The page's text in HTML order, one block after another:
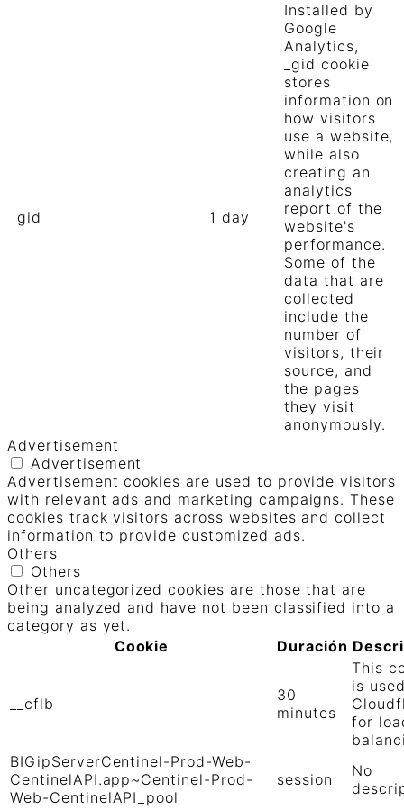
_gid 1 day
Installed by
Google
Analytics,
_gid cookie
stores
information on
how visitors
use a website,
while also
creating an
analytics
report of the
website's
performance.
Some of the
data that are
collected
include the
number of
visitors, their
source, and
the pages
they visit
anonymously.
Advertisement
Advertisement
Advertisement cookies are used to provide visitors
with relevant ads and marketing campaigns. These
cookies track visitors across websites and collect
information to provide customized ads.
Others
Others
Other uncategorized cookies are those that are
being analyzed and have not been classified into a
category as yet.
Cookie
Duración
__cflb
30
minutes
This
is
for
BIGipServerCentinel-Prod-Web-
CentinelAPI.app~Centinel-Prod-
Web-CentinelAPI_pool
session
No